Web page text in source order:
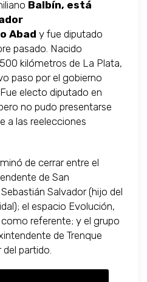
Balbín, está
Abad y fue diputado
pasado. Nacido
kilómetros de La Plata,
paso por el gobierno
electo diputado en
no pudo presentarse
a las reelecciones
de cerrar entre el
de San
Salvador (hijo del
el espacio Evolución,
referente; y el grupo
de Trenque
partido.